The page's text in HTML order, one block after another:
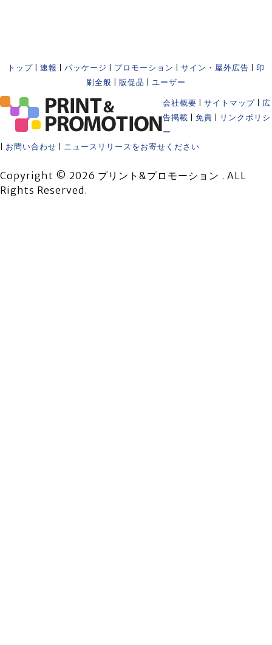
トップ 速報 パッケージ プロモーション サイン・屋外広告
印
刷全般
販促品 ユーザー
会社概要 サイトマップ
広
告掲載
免責
リンクポリシ
ー
お問い合わせ ニュースリリースをお寄せください
Copyright © 2026 プリント&プロモーション . ALL
Rights Reserved.